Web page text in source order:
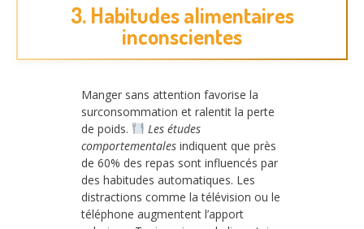
3. Habitudes alimentaires
inconscientes
Manger sans attention favorise la
surconsommation et ralentit la perte
de poids.
Les études
comportementales indiquent que près
de 60% des repas sont influencés par
des habitudes automatiques. Les
distractions comme la télévision ou le
téléphone augmentent l’apport